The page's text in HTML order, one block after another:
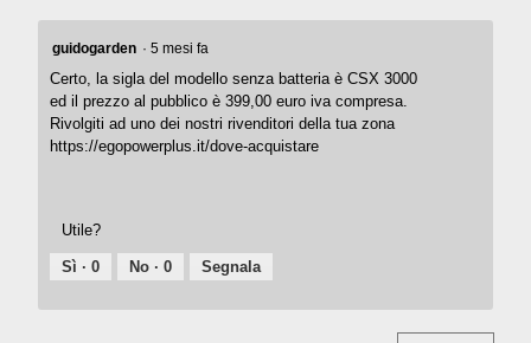
guidogarden · 5 mesi fa
Certo, la sigla del modello senza batteria è CSX 3000
ed il prezzo al pubblico è 399,00 euro iva compresa.
Rivolgiti ad uno dei nostri rivenditori della tua zona
https://egopowerplus.it/dove-acquistare
Utile?
Sì ·0 No ·0 Segnala